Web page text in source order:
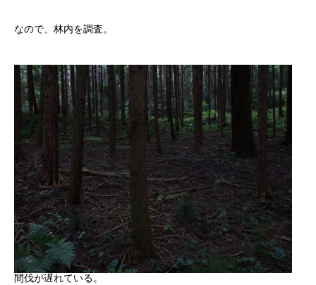
なので、林内を調査。
間伐が遅れている。